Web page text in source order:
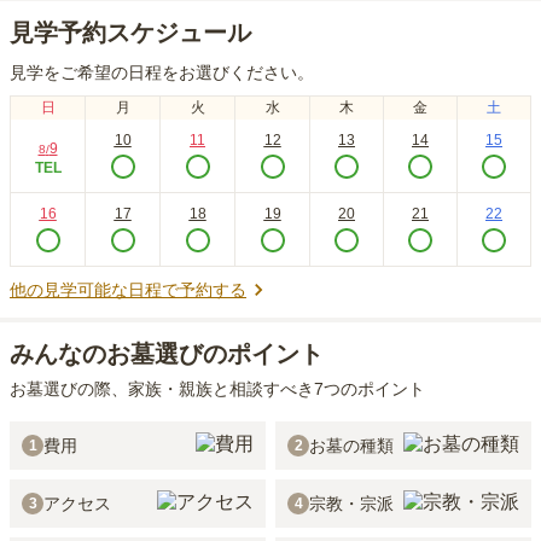
見学予約スケジュール
見学をご希望の日程をお選びください。
日 月 火 水 木 金 土
8/9
TEL
10 11 12 13 14 15
16 17 18 19 20 21 22
他の見学可能な日程で予約する
みんなのお墓選びのポイント
お墓選びの際、家族・親族と相談すべき7つのポイント
1 費用 2 お墓の種類
3 アクセス 4 宗教・宗派